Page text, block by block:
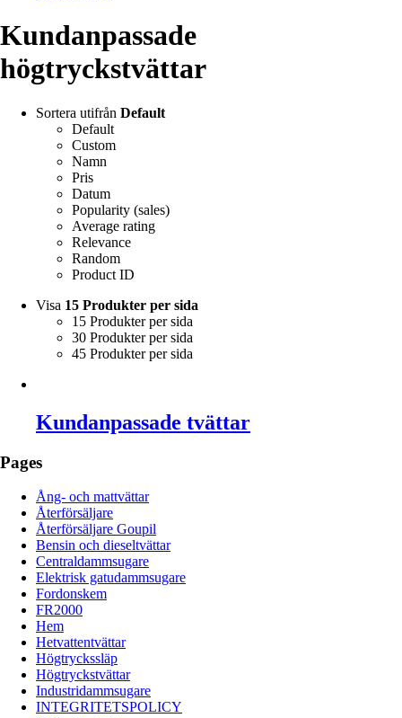
Kundanpassade
högtryckstvättar
Sortera utifrån Default
Default
Custom
Namn
Pris
Datum
Popularity (sales)
Average rating
Relevance
Random
Product ID
Visa 15 Produkter per sida
15 Produkter per sida
30 Produkter per sida
45 Produkter per sida
Kundanpassade tvättar
Pages
Ång- och mattvättar
Återförsäljare
Återförsäljare Goupil
Bensin och dieseltvättar
Centraldammsugare
Elektrisk gatudammsugare
Fordonskem
FR2000
Hem
Hetvattentvättar
Högtryckssläp
Högtryckstvättar
Industridammsugare
INTEGRITETSPOLICY